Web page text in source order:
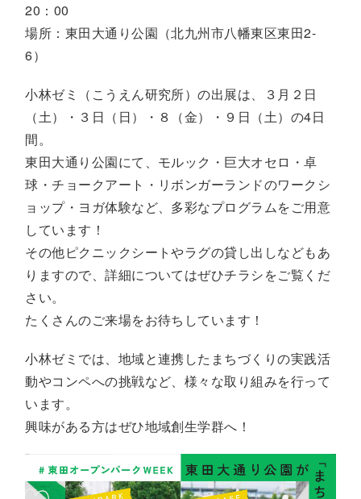
20：00
場所：東田大通り公園（北九州市八幡東区東田2-
6）
小林ゼミ（こうえん研究所）の出展は、３月２日
（土）・３日（日）・８（金）・９日（土）の4日
間。
東田大通り公園にて、モルック・巨大オセロ・卓
球・チョークアート・リボンガーランドのワークシ
ョップ・ヨガ体験など、多彩なプログラムをご用意
しています！
その他ピクニックシートやラグの貸し出しなどもあ
りますので、詳細についてはぜひチラシをご覧くだ
さい。
たくさんのご来場をお待ちしています！
小林ゼミでは、地域と連携したまちづくりの実践活
動やコンペへの挑戦など、様々な取り組みを行って
います。
興味がある方はぜひ地域創生学群へ！